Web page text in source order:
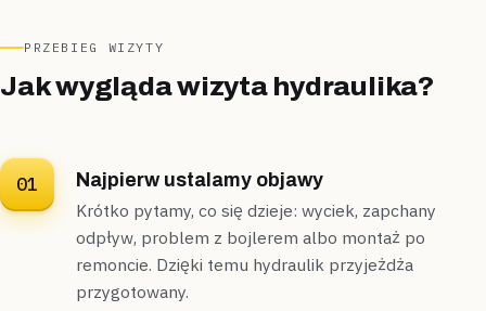
wskazaliśmy podczas jednej wizyty
Źródło znalezione 1 wizyta
PRZEBIEG WIZYTY
Jak wygląda wizyta hydraulika?
01
Najpierw ustalamy objawy
Krótko pytamy, co się dzieje: wyciek, zapchany
odpływ, problem z bojlerem albo montaż po
remoncie. Dzięki temu hydraulik przyjeżdża
przygotowany.